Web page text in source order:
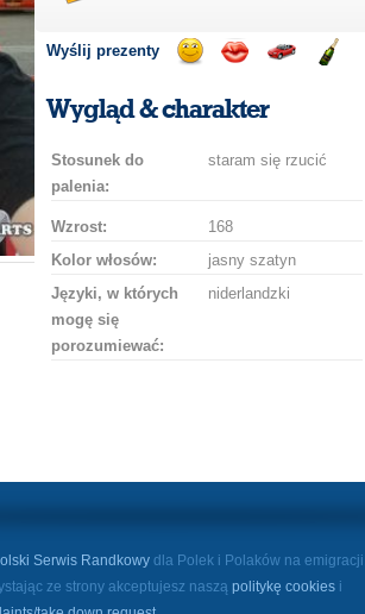
Wyślij prezenty
uśmiechbuziaka
Wygląd & charakter
Stosunek do
palenia:
staram się rzucić
Wzrost:
168
Kolor włosów:
jasny szatyn
Języki, w których
mogę się
porozumiewać:
niderlandzki
Serwis Randkowy dla Polek i Polaków na emigracji.
ze strony akceptujesz naszą politykę cookies i